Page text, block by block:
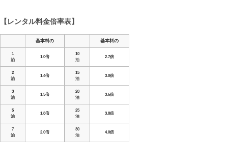
【レンタル料金倍率表】
基本料の
1
泊
1.0倍
2
泊
1.4倍
3
泊
1.5倍
5
泊
1.8倍
7
泊
2.0倍
基本料の
10
泊
2.7倍
15
泊
3.0倍
20
泊
3.6倍
25
泊
3.8倍
30
泊
4.0倍